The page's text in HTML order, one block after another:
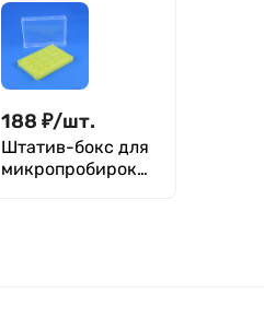
GreetMed
188 ₽/шт.
Штатив-бокс для
микропробирок